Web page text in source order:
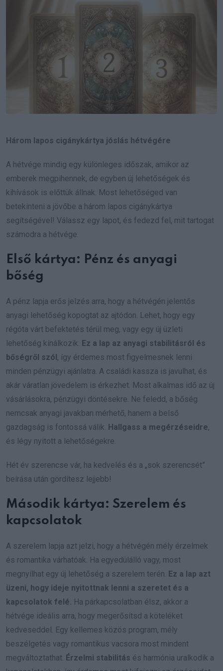
Három lapos cigánykártya jóslás hétvégére
A hétvége mindig egy különleges időszak, amikor az
emberek megpihennek, de egyben új lehetőségek és
kihívások is előttük állnak. Most lehetőséged van
betekinteni a jövőbe a három lapos cigánykártya
segítségével! Válassz egy lapot, és fedezd fel, mit tartogat
számodra a hétvége.
Első kártya: Pénz és anyagi
bőség
A pénz lapja erős jelzés arra, hogy a hétvégén jelentős
anyagi lehetőség kopogtat az ajtódon. Lehet, hogy egy
régóta várt befektetés térül meg, vagy egy új üzleti
lehetőség kínálkozik. Ez a lap az anyagi stabilitásról és
bőségről szól, így érdemes most figyelmesnek lenni
minden pénzügyi ajánlatra. A családi kassza is javulhat, és
akár váratlan jövedelem is érkezhet. Most alkalmas idő az új
vásárlásokra, pénzügyi döntésekre. Ne feledd, a bőség
nemcsak anyagi javakban mérhető, hanem a belső
gazdagság is fontossá válik. Hallgass a megérzéseidre,
és légy nyitott a lehetőségekre.
Hét év szerencse vár, ha kedvelés és a „sok szerencsét”
beírása után gördítesz lejjebb!
Második kártya: Szerelem és
kapcsolatok
A szerelem lapja azt jelzi, hogy a hétvégén mély érzelmek
és romantika várhatóak. Ha egyedülálló vagy, most
megnyílhat egy új lehetőség a szerelem terén. Ez a lap azt
üzeni, hogy ideje nyitottnak lenni a szeretet és a
kapcsolatok felé. Ha párkapcsolatban élsz, akkor a
hétvége ideális arra, hogy megerősítsd a köteléket
kedveseddel. Egy kellemes közös program, mély
beszélgetés vagy romantikus vacsora most mindent
megváltoztathat. Érzelmi stabilitás és harmónia uralkodik a